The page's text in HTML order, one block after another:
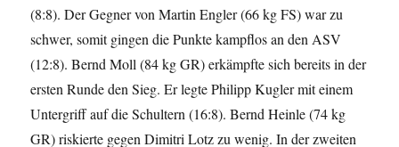
(8:8). Der Gegner von Martin Engler (66 kg FS) war zu
schwer, somit gingen die Punkte kampflos an den ASV
(12:8). Bernd Moll (84 kg GR) erkämpfte sich bereits in der
ersten Runde den Sieg. Er legte Philipp Kugler mit einem
Untergriff auf die Schultern (16:8). Bernd Heinle (74 kg
GR) riskierte gegen Dimitri Lotz zu wenig. In der zweiten